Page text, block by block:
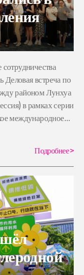
Деловая встреча по
районом Лунхуа
в рамках серии
международное
Подробнее>